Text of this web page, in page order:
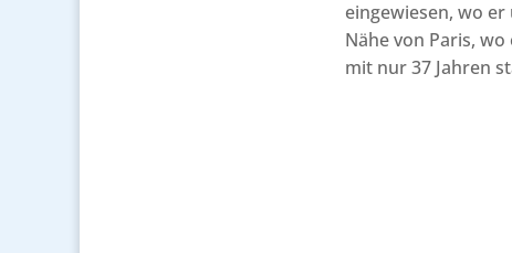
eingewiesen, wo
Nähe von Paris,
mit nur 37 Jahren